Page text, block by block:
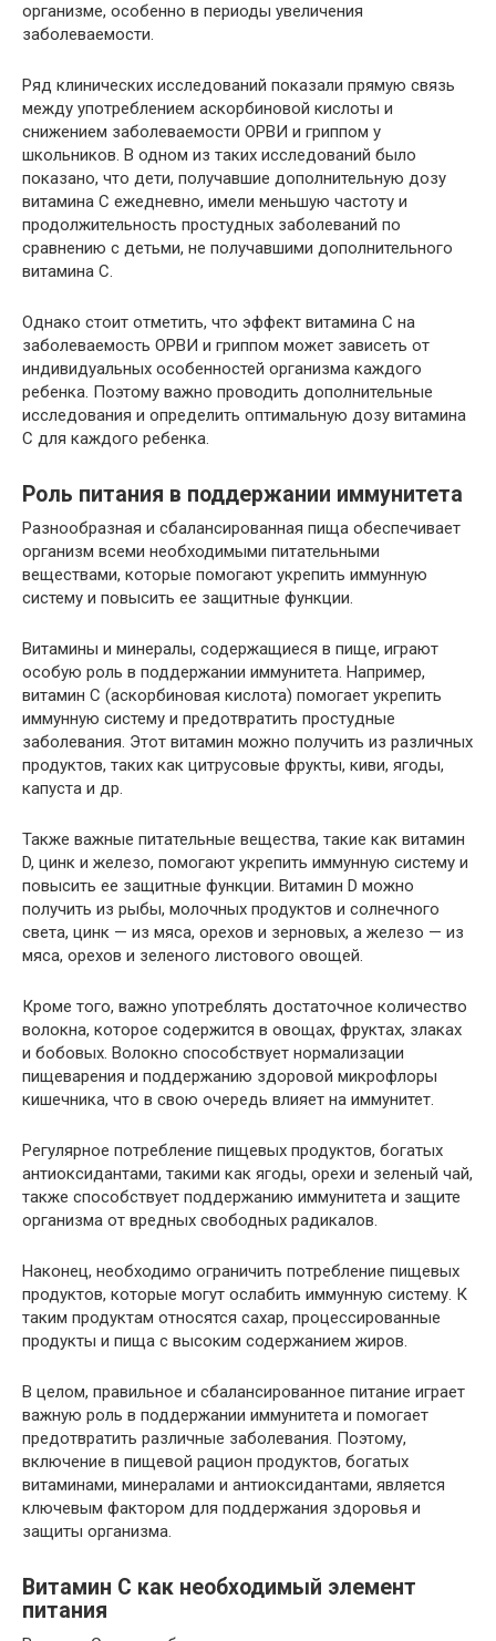
организме, особенно в периоды увеличения
заболеваемости.
Ряд клинических исследований показали прямую связь
между употреблением аскорбиновой кислоты и
снижением заболеваемости ОРВИ и гриппом у
школьников. В одном из таких исследований было
показано, что дети, получавшие дополнительную дозу
витамина С ежедневно, имели меньшую частоту и
продолжительность простудных заболеваний по
сравнению с детьми, не получавшими дополнительного
витамина C.
Однако стоит отметить, что эффект витамина С на
заболеваемость ОРВИ и гриппом может зависеть от
индивидуальных особенностей организма каждого
ребенка. Поэтому важно проводить дополнительные
исследования и определить оптимальную дозу витамина
C для каждого ребенка.
Роль питания в поддержании иммунитета
Разнообразная и сбалансированная пища обеспечивает
организм всеми необходимыми питательными
веществами, которые помогают укрепить иммунную
систему и повысить ее защитные функции.
Витамины и минералы, содержащиеся в пище, играют
особую роль в поддержании иммунитета. Например,
витамин С (аскорбиновая кислота) помогает укрепить
иммунную систему и предотвратить простудные
заболевания. Этот витамин можно получить из различных
продуктов, таких как цитрусовые фрукты, киви, ягоды,
капуста и др.
Также важные питательные вещества, такие как витамин
D, цинк и железо, помогают укрепить иммунную систему и
повысить ее защитные функции. Витамин D можно
получить из рыбы, молочных продуктов и солнечного
света, цинк — из мяса, орехов и зерновых, а железо — из
мяса, орехов и зеленого листового овощей.
Кроме того, важно употреблять достаточное количество
волокна, которое содержится в овощах, фруктах, злаках
и бобовых. Волокно способствует нормализации
пищеварения и поддержанию здоровой микрофлоры
кишечника, что в свою очередь влияет на иммунитет.
Регулярное потребление пищевых продуктов, богатых
антиоксидантами, такими как ягоды, орехи и зеленый чай,
также способствует поддержанию иммунитета и защите
организма от вредных свободных радикалов.
Наконец, необходимо ограничить потребление пищевых
продуктов, которые могут ослабить иммунную систему. К
таким продуктам относятся сахар, процессированные
продукты и пища с высоким содержанием жиров.
В целом, правильное и сбалансированное питание играет
важную роль в поддержании иммунитета и помогает
предотвратить различные заболевания. Поэтому,
включение в пищевой рацион продуктов, богатых
витаминами, минералами и антиоксидантами, является
ключевым фактором для поддержания здоровья и
защиты организма.
Витамин С как необходимый элемент
питания